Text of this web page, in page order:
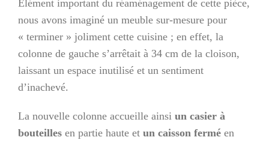
Elément important du réaménagement de cette pièce,
nous avons imaginé un meuble sur-mesure pour
« terminer » joliment cette cuisine ; en effet, la
colonne de gauche s’arrêtait à 34 cm de la cloison,
laissant un espace inutilisé et un sentiment
d’inachevé.
La nouvelle colonne accueille ainsi un casier à
bouteilles en partie haute et un caisson fermé en